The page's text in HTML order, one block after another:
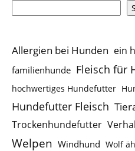
Allergien bei Hunden ein
familienhunde Fleisch für
hochwertiges Hundefutter
Hundefutter Fleisch
Trockenhundefutter
Welpen Windhund Wolf